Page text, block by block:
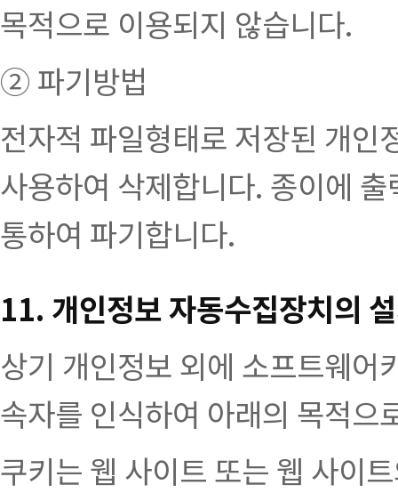
목적으로 이용되지 않습니다.
② 파기방법
전자적 파일형태로 저장된 개인
사용하여 삭제합니다. 종이에
통하여 파기합니다.
11. 개인정보 자동수집장치의
상기 개인정보 외에 소프트웨
속자를 인식하여 아래의 목적으
쿠키는 웹 사이트 또는 웹 사이